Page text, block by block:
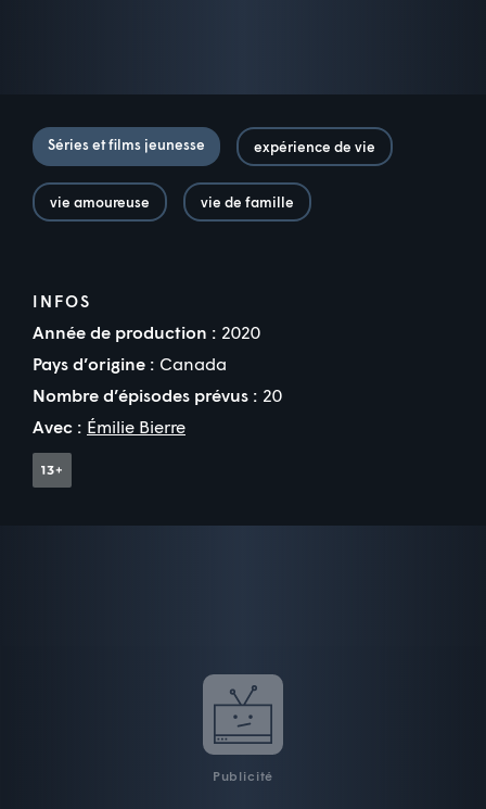
Séries et films jeunesse expérience de vie
vie amoureuse vie de famille
INFOS
Année de production : 2020
Pays d’origine : Canada
Nombre d’épisodes prévus : 20
Avec : Émilie Bierre
Publicité